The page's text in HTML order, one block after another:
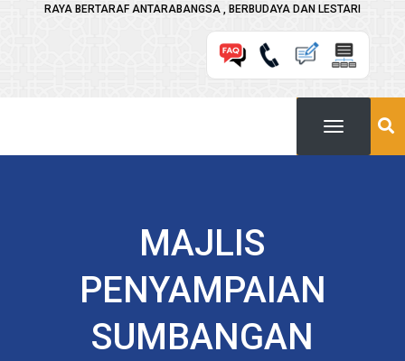
RAYA BERTARAF ANTARABANGSA , BERBUDAYA DAN LESTARI
MAJLIS
PENYAMPAIAN
SUMBANGAN